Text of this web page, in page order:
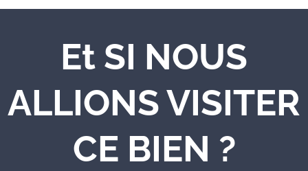
Et SI NOUS
ALLIONS VISITER
CE BIEN ?